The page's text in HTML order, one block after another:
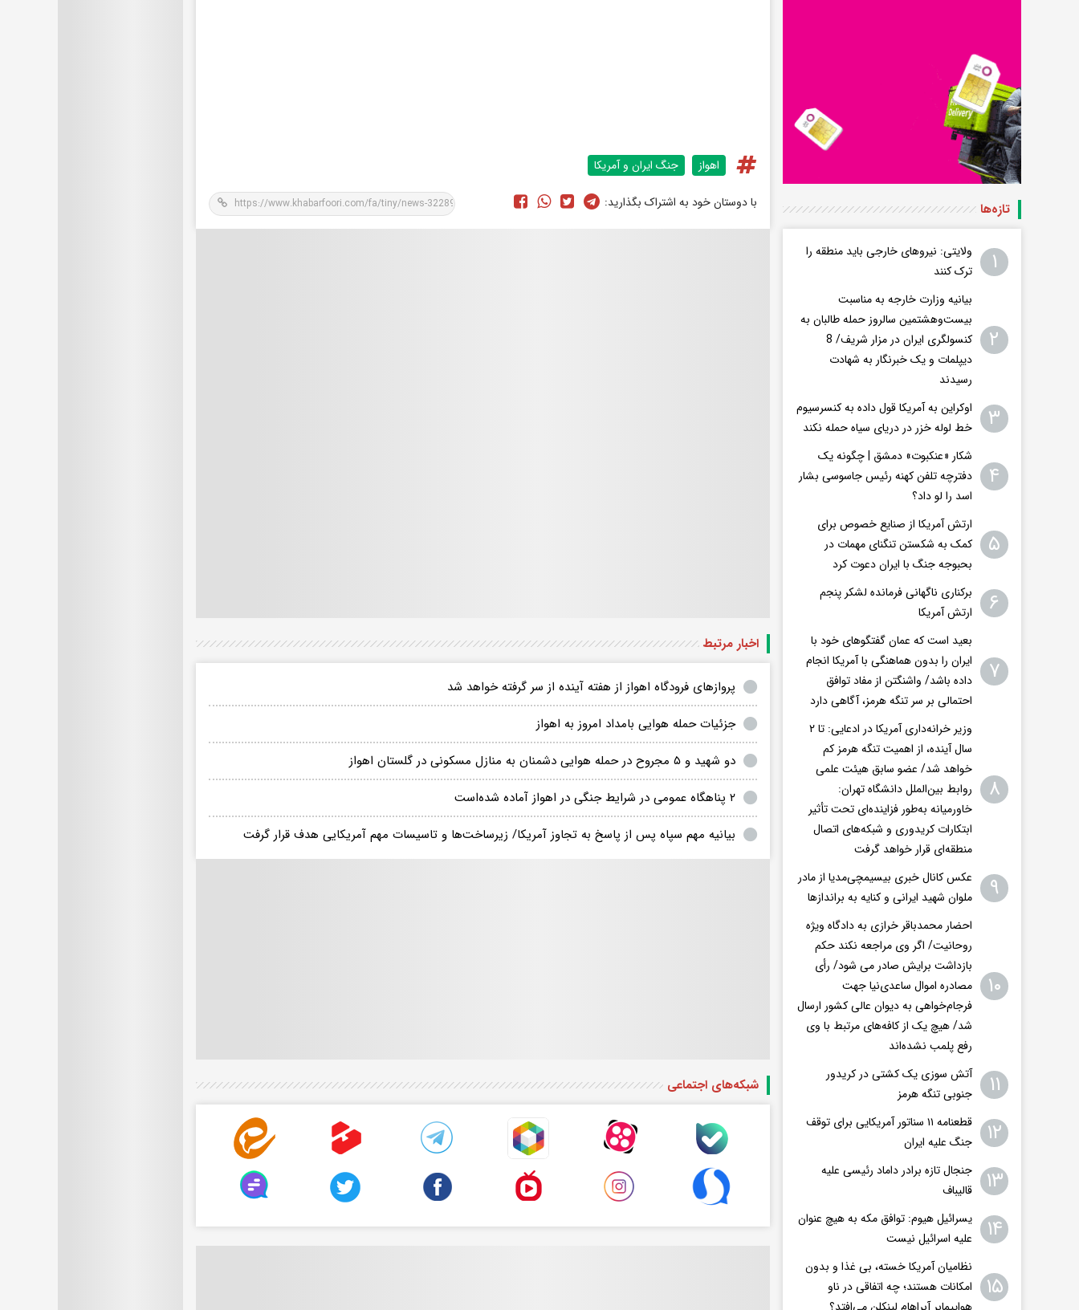
اهواز جنگ ایران و آمریکا
با دوستان خود به اشتراک بگذارید:
اخبار مرتبط
پروازهای فرودگاه اهواز از هفته آینده از سر گرفته خواهد شد
جزئیات حمله هوایی بامداد امروز به اهواز
دو شهید و ۵ مجروح در حمله هوایی دشمنان به منازل مسکونی در گلستان اهواز
۲ پناهگاه عمومی در شرایط جنگی در اهواز آماده شده‌است
بیانیه مهم سپاه پس از پاسخ به تجاوز آمریکا/ زیرساخت‌ها و تاسیسات مهم آمریکایی هدف قرار گرفت
شبکه‌های اجتماعی
تازه‌ها
۱
ولایتی: نیروهای خارجی باید منطقه را
ترک کنند
۲
بیانیه وزارت خارجه به مناسبت
بیست‌وهشتمین سالروز حمله طالبان به
کنسولگری ایران در مزار شریف/ 8
دیپلمات و یک خبرنگار به شهادت
رسیدند
۳
اوکراین به آمریکا قول داده به کنسرسیوم
خط لوله خزر در دریای سیاه حمله نکند
۴
شکار «عنکبوت» دمشق | چگونه یک
دفترچه تلفن کهنه رئیس جاسوسی بشار
اسد را لو داد؟
۵
ارتش آمریکا از صنایع خصوص برای
کمک به شکستن تنگنای مهمات در
بحبوجه جنگ با ایران دعوت کرد
۶
برکناری ناگهانی فرمانده لشکر پنجم
ارتش آمریکا
۷
بعید است که عمان گفتگوهای خود با
ایران را بدون هماهنگی با آمریکا انجام
داده باشد/ واشنگتن‌ از مفاد توافق
احتمالی بر سر تنگه هرمز، آگاهی دارد
۸
وزیر خرانه‌داری آمریکا در ادعایی: تا ۲
سال آینده، از اهمیت تنگه هرمز کم
خواهد شد/ عضو سابق هیئت علمی
روابط بین‌الملل دانشگاه تهران:
خاورمیانه به‌طور فزاینده‌ای تحت تأثیر
ابتکارات کریدوری و شبکه‌های اتصال
منطقه‌ای قرار خواهد گرفت
۹
عکس کانال خبری بیسیمچی‌مدیا از مادر
ملوان شهید ایرانی و کنایه به براندازها
۱۰
احضار محمدباقر خرازی به دادگاه ویژه
روحانیت/ اگر وی مراجعه نکند حکم
بازداشت برایش صادر می شود/ رأی
مصادره اموال ساعدی‌نیا جهت
فرجام‌خواهی به دیوان عالی کشور ارسال
شد/ هیچ یک از کافه‌های مرتبط با وی
رفع پلمب نشده‌اند
۱۱
آتش سوزی یک کشتی در کریدور
جنوبی تنگه هرمز
۱۲
قطعنامه ۱۱ سناتور آمریکایی برای توقف
جنگ علیه ایران
۱۳
جنجال تازه برادر داماد رئیسی علیه
قالیباف
۱۴
یسرائیل هیوم: توافق مکه به هیچ عنوان
علیه اسرائیل نیست
۱۵
نظامیان آمریکا خسته، بی غذا و بدون
امکانات هستند؛ چه اتفاقی در ناو